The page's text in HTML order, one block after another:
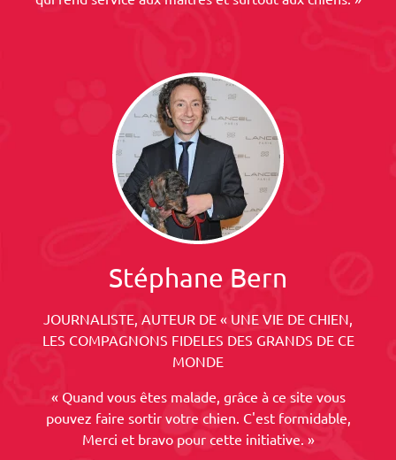
Stéphane Bern
JOURNALISTE, AUTEUR DE « UNE VIE DE CHIEN,
LES COMPAGNONS FIDELES DES GRANDS DE CE
MONDE
« Quand vous êtes malade, grâce à ce site vous
pouvez faire sortir votre chien. C'est formidable,
Merci et bravo pour cette initiative. »